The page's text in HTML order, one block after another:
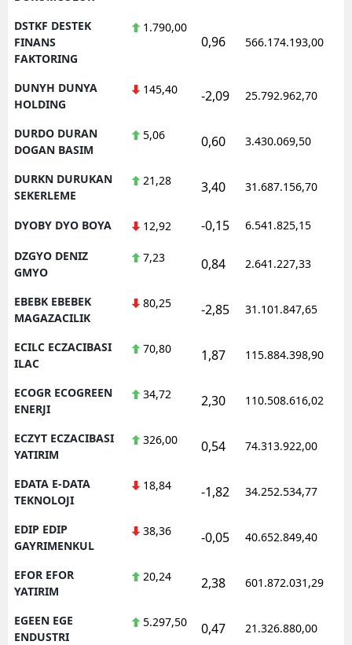
DSTKF DESTEK
FINANS
FAKTORING
1.790,00
0,96 566.174.193,00
DUNYH DUNYA
HOLDING
145,40 -2,09 25.792.962,70
DURDO DURAN
DOGAN BASIM
5,06 0,60 3.430.069,50
DURKN DURUKAN
SEKERLEME
21,28 3,40 31.687.156,70
DYOBY DYO BOYA 12,92 -0,15 6.541.825,15
DZGYO DENIZ
GMYO
7,23 0,84 2.641.227,33
EBEBK EBEBEK
MAGAZACILIK
80,25 -2,85 31.101.847,65
ECILC ECZACIBASI
ILAC
70,80 1,87 115.884.398,90
ECOGR ECOGREEN
ENERJI
34,72 2,30 110.508.616,02
ECZYT ECZACIBASI
YATIRIM
326,00 0,54 74.313.922,00
EDATA E-DATA
TEKNOLOJI
18,84 -1,82 34.252.534,77
EDIP EDIP
GAYRIMENKUL
38,36 -0,05 40.652.849,40
EFOR EFOR
YATIRIM
20,24 2,38 601.872.031,29
EGEEN EGE
ENDUSTRI
5.297,50 0,47 21.326.880,00